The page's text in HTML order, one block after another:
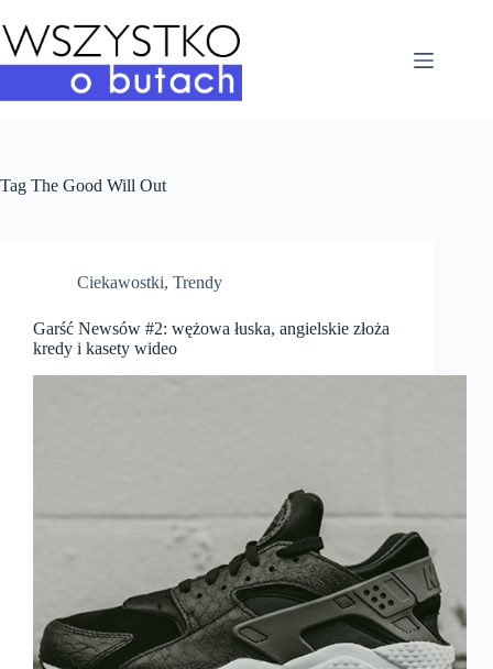
do
treści
Tag The Good Will Out
Ciekawostki, Trendy
Garść Newsów #2: wężowa łuska, angielskie złoża
kredy i kasety wideo